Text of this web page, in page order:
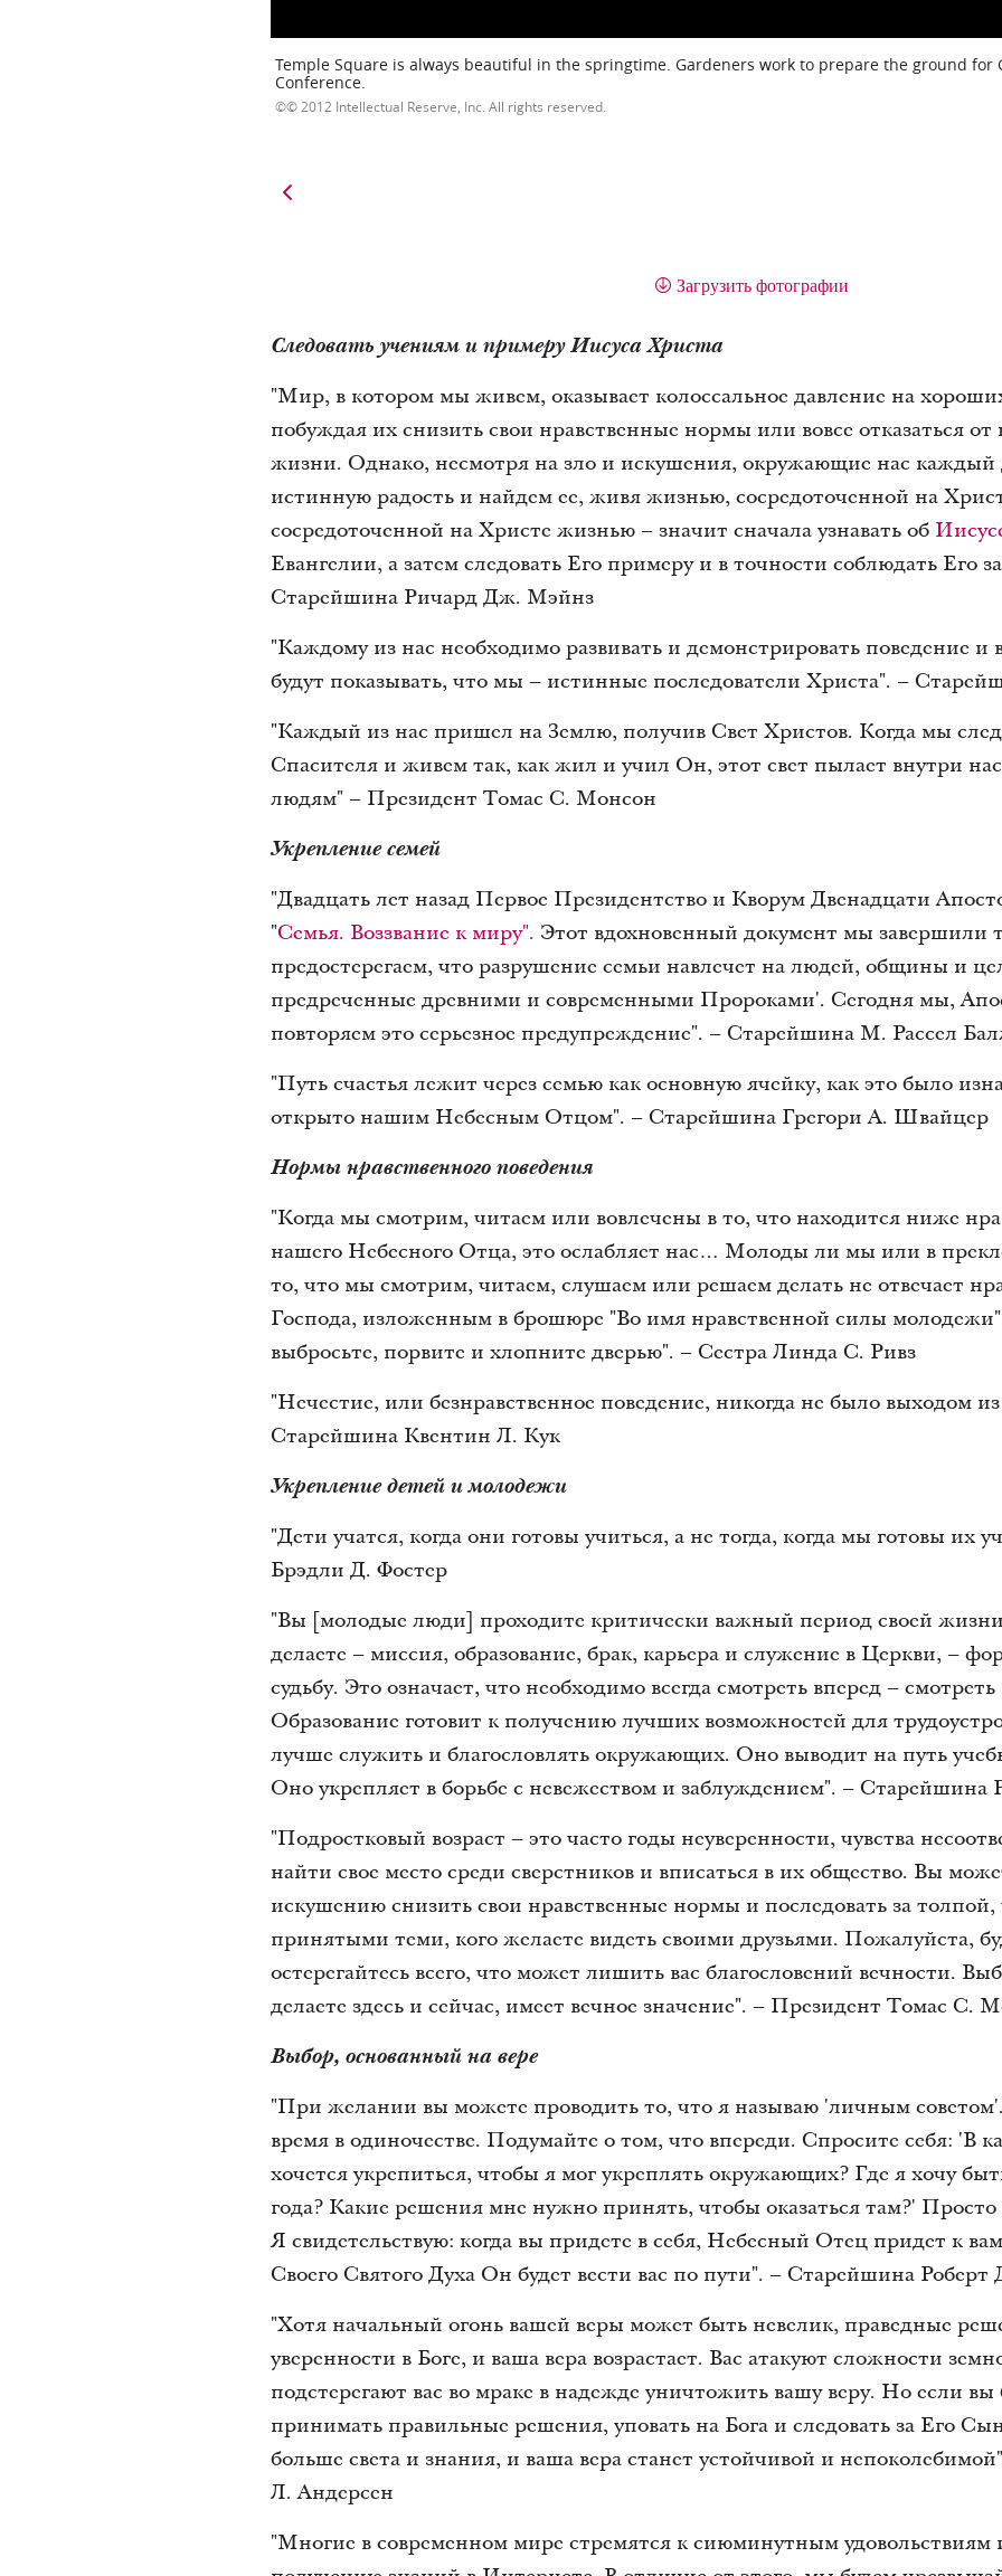
Temple Square is always beautiful in the springtime. Gardeners work to prepare the ground for
Conference.
© 2012 Intellectual Reserve, Inc. All rights reserved.
Загрузить фотографии
Следовать учениям и примеру Иисуса Христа
"Мир, в котором мы живем, оказывает колоссальное давление на
побуждая их снизить свои нравственные нормы или вовсе отказаться
жизни. Однако, несмотря на зло и искушения, окружающие нас
истинную радость и найдем ее, живя жизнью, сосредоточенной на
сосредоточенной на Христе жизнью – значит сначала узнавать об
Евангелии, а затем следовать Его примеру и в точности соблюдать Его
Старейшина Ричард Дж. Мэйнз
"Каждому из нас необходимо развивать и демонстрировать поведение
будут показывать, что мы – истинные последователи Христа". –
"Каждый из нас пришел на Землю, получив Свет Христов. Когда мы
Спасителя и живем так, как жил и учил Он, этот свет пылает внутри
людям" – Президент Томас С. Монсон
Укрепление семей
"Двадцать лет назад Первое Президентство и Кворум Двенадцати
"Семья. Воззвание к миру". Этот вдохновенный документ мы
предостерегаем, что разрушение семьи навлечет на людей, общины и
предреченные древними и современными Пророками'. Сегодня мы,
повторяем это серьезное предупреждение". – Старейшина М. Рассел
"Путь счастья лежит через семью как основную ячейку, как это было
открыто нашим Небесным Отцом". – Старейшина Грегори А. Швайцер
Нормы нравственного поведения
"Когда мы смотрим, читаем или вовлечены в то, что находится ниже
нашего Небесного Отца, это ослабляет нас… Молоды ли мы или в
то, что мы смотрим, читаем, слушаем или решаем делать не отвечает
Господа, изложенным в брошюре "Во имя нравственной силы
выбросьте, порвите и хлопните дверью". – Сестра Линда С. Ривз
"Нечестие, или безнравственное поведение, никогда не было выходом
Старейшина Квентин Л. Кук
Укрепление детей и молодежи
"Дети учатся, когда они готовы учиться, а не тогда, когда мы готовы их
Брэдли Д. Фостер
"Вы [молодые люди] проходите критически важный период своей
делаете – миссия, образование, брак, карьера и служение в Церкви, –
судьбу. Это означает, что необходимо всегда смотреть вперед –
Образование готовит к получению лучших возможностей для
лучше служить и благословлять окружающих. Оно выводит на путь
Оно укрепляет в борьбе с невежеством и заблуждением". – Старейшина
"Подростковый возраст – это часто годы неуверенности, чувства
найти свое место среди сверстников и вписаться в их общество. Вы
искушению снизить свои нравственные нормы и последовать за
принятыми теми, кого желаете видеть своими друзьями. Пожалуйста,
остерегайтесь всего, что может лишить вас благословений вечности.
делаете здесь и сейчас, имеет вечное значение". – Президент Томас С.
Выбор, основанный на вере
"При желании вы можете проводить то, что я называю 'личным
время в одиночестве. Подумайте о том, что впереди. Спросите себя: 'В
хочется укрепиться, чтобы я мог укреплять окружающих? Где я хочу
года? Какие решения мне нужно принять, чтобы оказаться там?'
Я свидетельствую: когда вы придете в себя, Небесный Отец придет к
Своего Святого Духа Он будет вести вас по пути". – Старейшина Роберт
"Хотя начальный огонь вашей веры может быть невелик, праведные
уверенности в Боге, и ваша вера возрастает. Вас атакуют сложности
подстерегают вас во мраке в надежде уничтожить вашу веру. Но если вы
принимать правильные решения, уповать на Бога и следовать за Его
больше света и знания, и ваша вера станет устойчивой и
Л. Андерсен
"Многие в современном мире стремятся к сиюминутным удовольствиям